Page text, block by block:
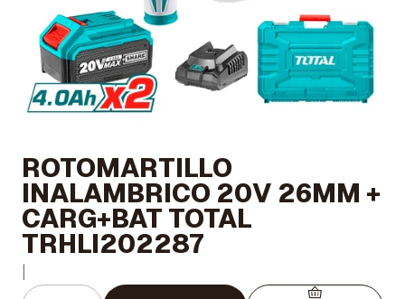
ROTOMARTILLO
INALAMBRICO 20V 26MM +
CARG+BAT TOTAL
TRHLI202287